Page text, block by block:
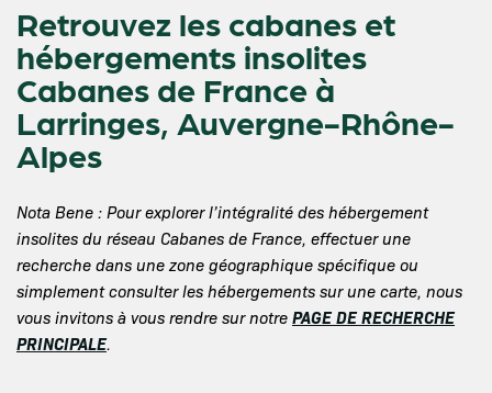
Retrouvez les cabanes et
hébergements insolites
Cabanes de France à
Larringes, Auvergne-Rhône-
Alpes
Nota Bene : Pour explorer l’intégralité des hébergement
insolites du réseau Cabanes de France, effectuer une
recherche dans une zone géographique spécifique ou
simplement consulter les hébergements sur une carte, nous
vous invitons à vous rendre sur notre PAGE DE RECHERCHE
PRINCIPALE.